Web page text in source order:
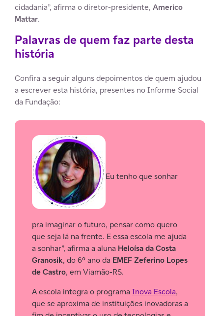
cidadania”, afirma o diretor-presidente, Americo
Mattar.
Palavras de quem faz parte desta
história
Confira a seguir alguns depoimentos de quem ajudou
a escrever esta história, presentes no Informe Social
da Fundação:
Eu tenho que sonhar
pra imaginar o futuro, pensar como quero
que seja lá na frente. E essa escola me ajuda
a sonhar”, afirma a aluna Heloísa da Costa
Granosik, do 6º ano da EMEF Zeferino Lopes
de Castro, em Viamão-RS.
A escola integra o programaInova Escola,
que se aproxima de instituições inovadoras a